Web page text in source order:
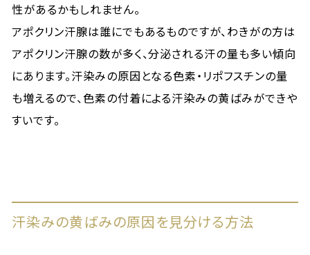
性があるかもしれません。
アポクリン汗腺は誰にでもあるものですが、わきがの方は
アポクリン汗腺の数が多く、分泌される汗の量も多い傾向
にあります。汗染みの原因となる色素・リポフスチンの量
も増えるので、色素の付着による汗染みの黄ばみができや
すいです。
汗染みの黄ばみの原因を見分ける方法